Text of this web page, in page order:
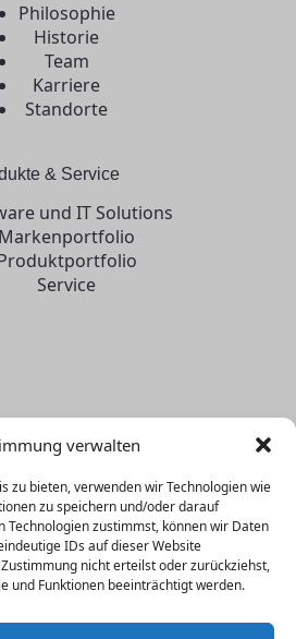
verwalten
zu bieten, verwenden wir Technologien wie
zu speichern und/oder darauf
Technologien zustimmst, können wir Daten
IDs auf dieser Website
nicht erteilst oder zurückziehst,
und Funktionen beeinträchtigt werden.
Philosophie
Historie
Team
Karriere
Standorte
& Service
und IT Solutions
Markenportfolio
Service
23 72 / 55 49-55
haben Sie eine Frage?
per Mail unter:info@ths-
hemer.de